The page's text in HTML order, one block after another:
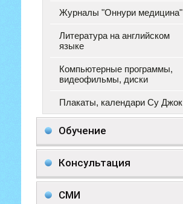
Журналы "Оннури медицина"
Литература на английском
языке
Компьютерные программы,
видеофильмы, диски
Плакаты, календари Су Джок
Обучение
Консультация
СМИ